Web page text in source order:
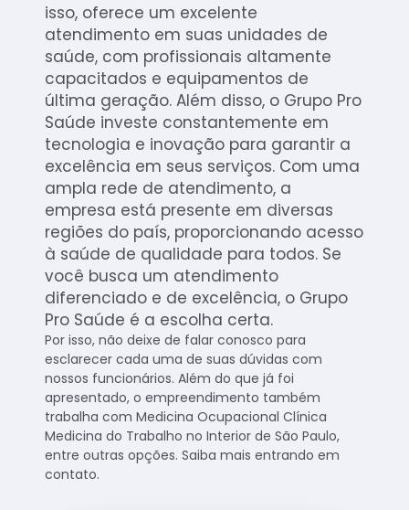
isso, oferece um excelente
atendimento em suas unidades de
saúde, com profissionais altamente
capacitados e equipamentos de
última geração. Além disso, o Grupo Pro
Saúde investe constantemente em
tecnologia e inovação para garantir a
excelência em seus serviços. Com uma
ampla rede de atendimento, a
empresa está presente em diversas
regiões do país, proporcionando acesso
à saúde de qualidade para todos. Se
você busca um atendimento
diferenciado e de excelência, o Grupo
Pro Saúde é a escolha certa.
Por isso, não deixe de falar conosco para
esclarecer cada uma de suas dúvidas com
nossos funcionários. Além do que já foi
apresentado, o empreendimento também
trabalha com Medicina Ocupacional Clínica
Medicina do Trabalho no Interior de São Paulo,
entre outras opções. Saiba mais entrando em
contato.